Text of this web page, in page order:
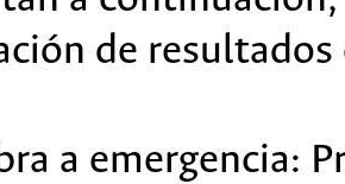
de
a emergencia: